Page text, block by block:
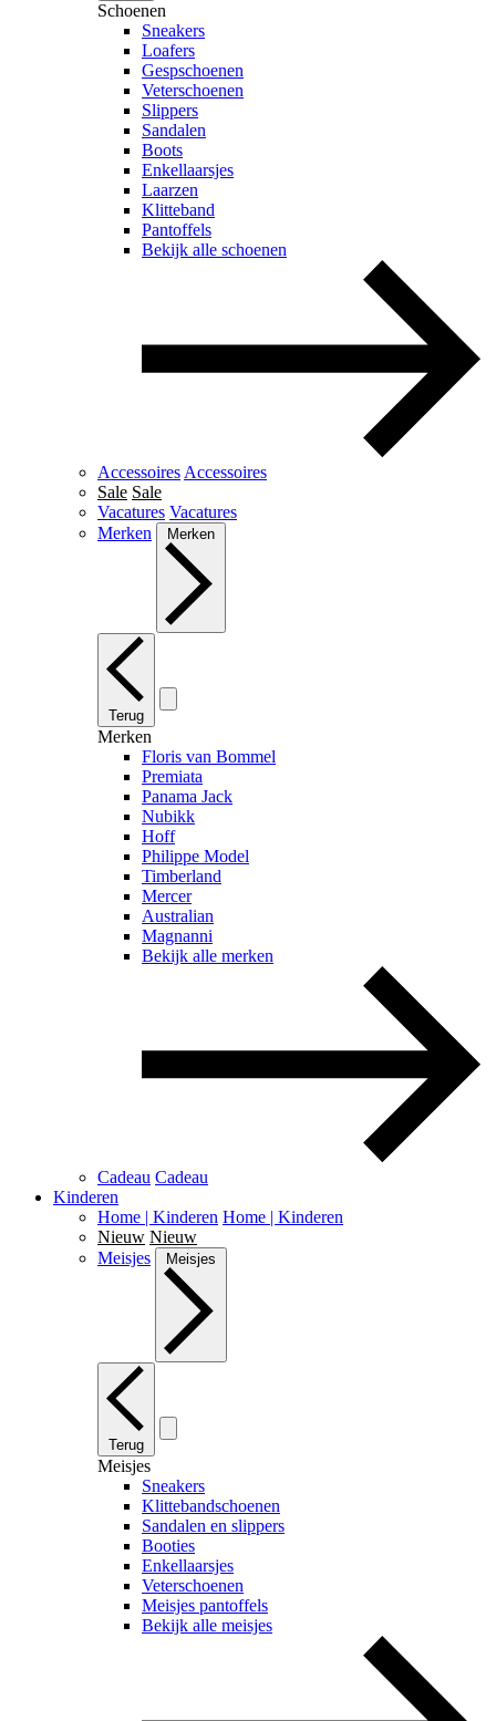
Schoenen
Sneakers
Loafers
Gespschoenen
Veterschoenen
Slippers
Sandalen
Boots
Enkellaarsjes
Laarzen
Klitteband
Pantoffels
Bekijk alle schoenen
Accessoires Accessoires
Sale Sale
Vacatures Vacatures
Merken
Merken
Terug
Merken
Floris van Bommel
Premiata
Panama Jack
Nubikk
Hoff
Philippe Model
Timberland
Mercer
Australian
Magnanni
Bekijk alle merken
Cadeau Cadeau
Kinderen
Home | Kinderen Home | Kinderen
Nieuw Nieuw
Meisjes
Meisjes
Terug
Meisjes
Sneakers
Klittebandschoenen
Sandalen en slippers
Booties
Enkellaarsjes
Veterschoenen
Meisjes pantoffels
Bekijk alle meisjes